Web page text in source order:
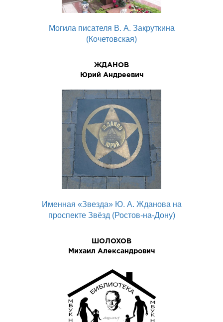
Могила писателя В. А. Закруткина
(Кочетовская)
ЖДАНОВ
Юрий Андреевич
Именная «Звезда» Ю. А. Жданова на
проспекте Звёзд (Ростов-на-Дону)
ШОЛОХОВ
Михаил Александрович